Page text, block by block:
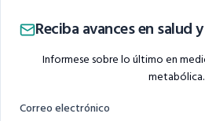
no solo en la autoestima,
sexualidad, los vínculos y
Estas pérdidas no son
Reciba avances en salud
Informese sobre lo último en
metabólica.
Correo electrónico